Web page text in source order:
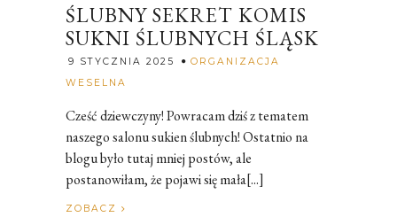
ŚLUBNY SEKRET KOMIS
SUKNI ŚLUBNYCH ŚLĄSK
9 STYCZNIA 2025
ORGANIZACJA
WESELNA
Cześć dziewczyny! Powracam dziś z tematem
naszego salonu sukien ślubnych! Ostatnio na
blogu było tutaj mniej postów, ale
postanowiłam, że pojawi się mała[...]
ZOBACZ